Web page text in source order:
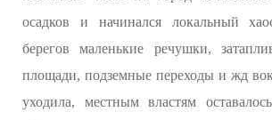
осадков и начинался локальный
берегов маленькие речушки,
площади, подземные переходы и жд
уходила, местным властям